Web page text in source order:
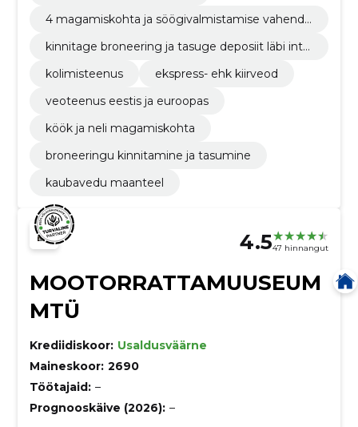
4 magamiskohta ja söögivalmistamise vahendi
kinnitage broneering ja tasuge deposiit läbi inte
kolimisteenus
ekspress- ehk kiirveod
veoteenus eestis ja euroopas
köök ja neli magamiskohta
broneeringu kinnitamine ja tasumine
kaubavedu maanteel
4.547 hinnangut
MOOTORRATTAMUUSEUM
MTÜ
Krediidiskoor: Usaldusväärne
Maineskoor: 2690
Töötajaid: –
Prognooskäive (2026): –